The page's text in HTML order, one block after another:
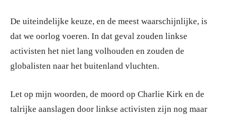
De uiteindelijke keuze, en de meest waarschijnlijke, is
dat we oorlog voeren. In dat geval zouden linkse
activisten het niet lang volhouden en zouden de
globalisten naar het buitenland vluchten.
Let op mijn woorden, de moord op Charlie Kirk en de
talrijke aanslagen door linkse activisten zijn nog maar